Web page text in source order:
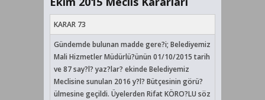
KARAR 73
Gündemde bulunan madde gere?i; Belediyemiz
Mali Hizmetler Müdürlü?ünün 01/10/2015 tarih
ve 87 say?l? yaz?lar? ekinde Belediyemiz
Meclisine sunulan 2016 y?l? Bütçesinin görü?
ülmesine geçildi. Üyelerden Rifat KÖRO?LU söz